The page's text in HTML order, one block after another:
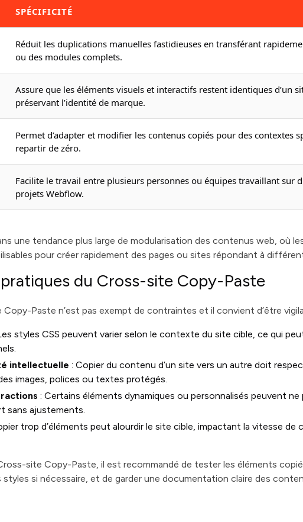
SPÉCIFICITÉ
Réduit les duplications manuelles fastidieuses en transférant
ou des modules complets.
Assure que les éléments visuels et interactifs restent identiques d’un
préservant l’identité de marque.
Permet d’adapter et modifier les contenus copiés pour des contextes
repartir de zéro.
Facilite le travail entre plusieurs personnes ou équipes travaillant sur
projets Webflow.
une tendance plus large de modularisation des contenus web, où
pour créer rapidement des pages ou sites répondant à
du Cross-site Copy-Paste
Paste n’est pas exempt de contraintes et il convient d’être
styles CSS peuvent varier selon le contexte du site cible, ce qui
intellectuelle : Copier du contenu d’un site vers un autre doit
images, polices ou textes protégés.
: Certains éléments dynamiques ou personnalisés peuvent
sans ajustements.
trop d’éléments peut alourdir le site cible, impactant la vitesse de
site Copy-Paste, il est recommandé de tester les éléments
styles si nécessaire, et de garder une documentation claire des